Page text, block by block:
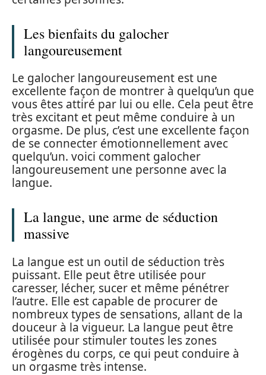
Les bienfaits du galocher
langoureusement
Le galocher langoureusement est une
excellente façon de montrer à quelqu’un que
vous êtes attiré par lui ou elle. Cela peut être
très excitant et peut même conduire à un
orgasme. De plus, c’est une excellente façon
de se connecter émotionnellement avec
quelqu’un. voici comment galocher
langoureusement une personne avec la
langue.
La langue, une arme de séduction
massive
La langue est un outil de séduction très
puissant. Elle peut être utilisée pour
caresser, lécher, sucer et même pénétrer
l’autre. Elle est capable de procurer de
nombreux types de sensations, allant de la
douceur à la vigueur. La langue peut être
utilisée pour stimuler toutes les zones
érogènes du corps, ce qui peut conduire à
un orgasme très intense.